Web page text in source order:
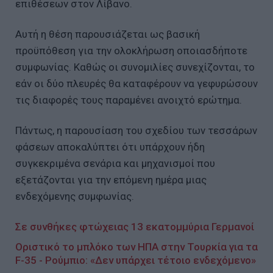
επιθέσεων στον Λίβανο.
Αυτή η θέση παρουσιάζεται ως βασική
προϋπόθεση για την ολοκλήρωση οποιασδήποτε
συμφωνίας. Καθώς οι συνομιλίες συνεχίζονται, το
εάν οι δύο πλευρές θα καταφέρουν να γεφυρώσουν
τις διαφορές τους παραμένει ανοιχτό ερώτημα.
Πάντως, η παρουσίαση του σχεδίου των τεσσάρων
φάσεων αποκαλύπτει ότι υπάρχουν ήδη
συγκεκριμένα σενάρια και μηχανισμοί που
εξετάζονται για την επόμενη ημέρα μιας
ενδεχόμενης συμφωνίας.
Σε συνθήκες φτώχειας 13 εκατομμύρια Γερμανοί
Οριστικό το μπλόκο των ΗΠΑ στην Τουρκία για τα
F-35 - Ρούμπιο: «Δεν υπάρχει τέτοιο ενδεχόμενο»